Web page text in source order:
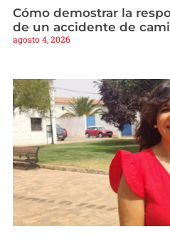
Cómo demostrar la
de un accidente de
agosto 4, 2026